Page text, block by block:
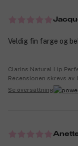
Veldig fin farge og
Clarins Natural Lip
Recensionen skrevs
Se översättning